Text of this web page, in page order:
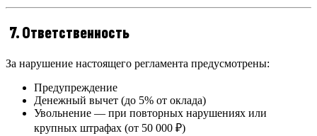
7. Ответственность
За нарушение настоящего регламента предусмотрены:
Предупреждение
Денежный вычет (до 5% от оклада)
Увольнение — при повторных нарушениях или
крупных штрафах (от 50 000 ₽)